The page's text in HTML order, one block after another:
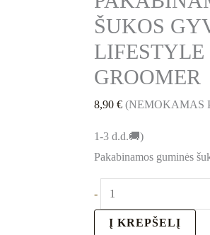
ŠUKOS
LIFESTYLE
GROOMER
8,90€ (NEMOKAMAS
1-3 d.d.🚚)
Pakabinamos guminės
-
Į KREPŠELĮ